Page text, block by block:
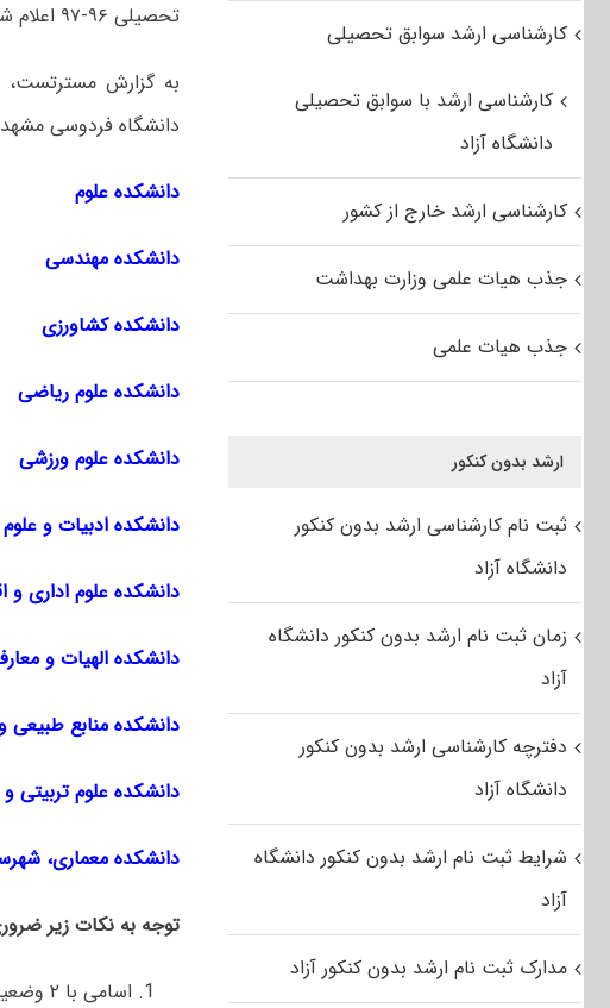
تحصیلی ۹۶-۹۷ اعلام شد.
به گزارش مسترتست،
دانشگاه فردوسی مشهد در سال تحصیلی ۹۶-۹۷
دانشکده علوم
دانشکده مهندسی
دانشکده کشاورزی
دانشکده علوم ریاضی
دانشکده علوم ورزشی
دانشکده ادبیات و
دانشکده علوم اداری و
دانشکده الهیات و
دانشکده منابع
دانشکده علوم تربیتی
دانشکده معماری،
توجه به نکات زیر
اسامی با ۲ وضعیت پذیرش و ذخیره به ترتیب اولویت اعلام شده است.
کارشناسی ارشد سوابق تحصیلی
کارشناسی ارشد با سوابق تحصیلی
دانشگاه آزاد
کارشناسی ارشد خارج از کشور
جذب هیات علمی وزارت بهداشت
جذب هیات علمی
ارشد بدون کنکور
ثبت نام کارشناسی ارشد بدون کنکور
دانشگاه آزاد
زمان ثبت نام ارشد بدون کنکور دانشگاه
آزاد
دفترچه کارشناسی ارشد بدون کنکور
دانشگاه آزاد
شرایط ثبت نام ارشد بدون کنکور دانشگاه
آزاد
مدارک ثبت نام ارشد بدون کنکور آزاد